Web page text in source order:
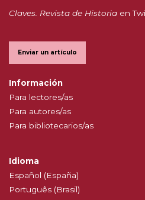
Claves. Revista de Historia en
Enviar un artículo
Información
Para lectores/as
Para autores/as
Para bibliotecarios/as
Idioma
Español (España)
Português (Brasil)